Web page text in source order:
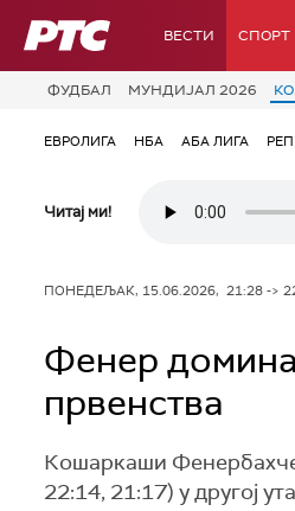
РТС ВЕСТИ СПОРТ
ФУДБАЛ МУНДИЈАЛ 2026
ЕВРОЛИГА НБА АБА ЛИГА
Читај ми!
ПОНЕДЕЉАК, 15.06.2026, 21:28 ->
Фенер
првенства
Кошаркаши
22:14, 21:17) у другој